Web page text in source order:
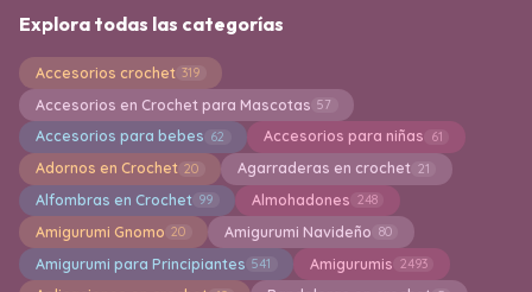
Explora todas las categorías
Accesorios crochet 319
Accesorios en Crochet para Mascotas 57
Accesorios para bebes 62 Accesorios para niñas 61
Adornos en Crochet 20 Agarraderas en crochet 21
Alfombras en Crochet 99 Almohadones 248
Amigurumi Gnomo 20 Amigurumi Navideño 80
Amigurumi para Principiantes 541 Amigurumis 2493